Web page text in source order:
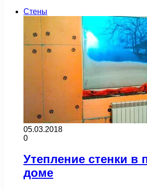
Стены
05.03.2018
0
Утепление стенки в
доме